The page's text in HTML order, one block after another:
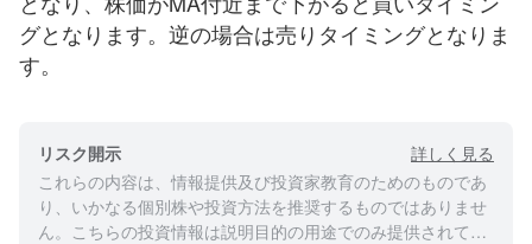
グとなります。逆の場合は売りタイミングとなりま
す。
リスク開示
詳しく見る
これらの内容は、情報提供及び投資家教育のためのものであ
り、いかなる個別株や投資方法を推奨するものではありませ
ん。こちらの投資情報は説明目的の用途でのみ提供されてお